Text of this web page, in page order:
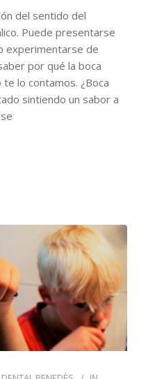
del sentido del
Puede presentarse
experimentarse de
por qué la boca
lo contamos. ¿Boca
sintiendo un sabor a